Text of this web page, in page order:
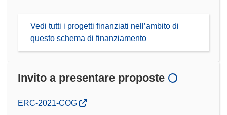
Vedi tutti i progetti finanziati nell’ambito di
questo schema di finanziamento
Invito a presentare proposte
(si
ERC-2021-COG